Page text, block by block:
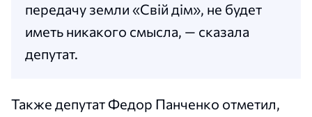
передачу земли «Свій дім», не будет
иметь никакого смысла, — сказала
депутат.
Также депутат Федор Панченко отметил,